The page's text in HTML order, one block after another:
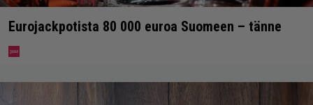
Eurojackpotista 80 000 euroa Suomeen – tänne